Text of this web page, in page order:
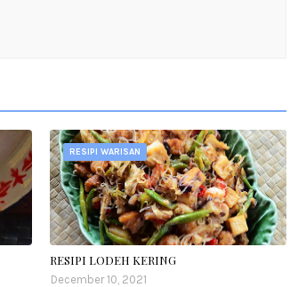
RESIPI WARISAN
RESIPI LODEH KERING
December 10, 2021